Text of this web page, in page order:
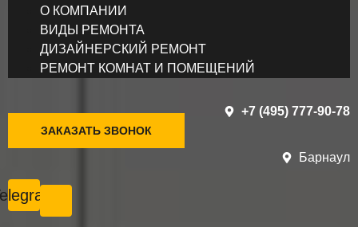
О КОМПАНИИ
ВИДЫ РЕМОНТА
ДИЗАЙНЕРСКИЙ РЕМОНТ
РЕМОНТ КОМНАТ И ПОМЕЩЕНИЙ
+7 (495) 777-90-78
ЗАКАЗАТЬ ЗВОНОК
Барнаул